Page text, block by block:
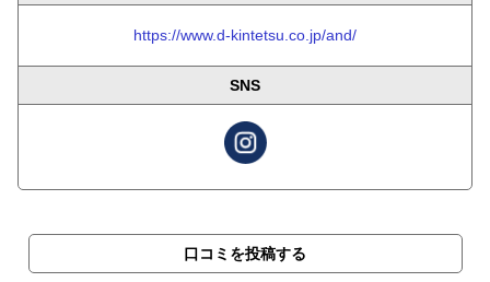
https://www.d-kintetsu.co.jp/and/
SNS
口コミを投稿する